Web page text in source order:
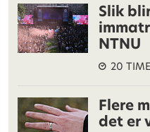
Slik
NTNU
20
Flere
det er